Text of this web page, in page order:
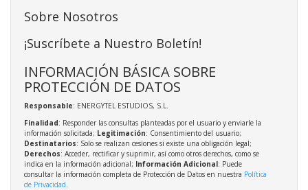
Sobre Nosotros
¡Suscríbete a Nuestro Boletín!
INFORMACIÓN BÁSICA SOBRE
PROTECCIÓN DE DATOS
Responsable: ENERGYTEL ESTUDIOS, S.L.
Finalidad: Responder las consultas planteadas por el usuario y enviarle la
información solicitada; Legitimación: Consentimiento del usuario;
Destinatarios: Solo se realizan cesiones si existe una obligación legal;
Derechos: Acceder, rectificar y suprimir, así como otros derechos, como se
indica en la información adicional; Información Adicional: Puede
consultar la información completa de Protección de Datos en nuestra Política
de Privacidad.